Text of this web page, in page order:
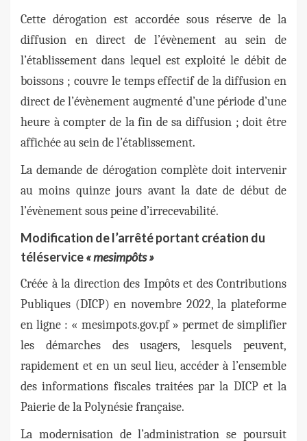
Cette dérogation est accordée sous réserve de la
diffusion en direct de l’évènement au sein de
l’établissement dans lequel est exploité le débit de
boissons ; couvre le temps effectif de la diffusion en
direct de l’évènement augmenté d’une période d’une
heure à compter de la fin de sa diffusion ;doit être
affichée au sein de l’établissement.
La demande de dérogation complète doit intervenir
au moins quinze jours avant la date de début de
l’évènement sous peine d’irrecevabilité.
Modification de l’arrêté portant création du
téléservice« mesimpôts »
Créée à la direction des Impôts et des Contributions
Publiques (DICP) en novembre 2022, la plateforme
en ligne : « mesimpots.gov.pf » permet de simplifier
les démarches des usagers, lesquels peuvent,
rapidement et en un seul lieu, accéder à l’ensemble
des informations fiscales traitées par la DICP et la
Paierie de la Polynésie française.
La modernisation de l’administration se poursuit